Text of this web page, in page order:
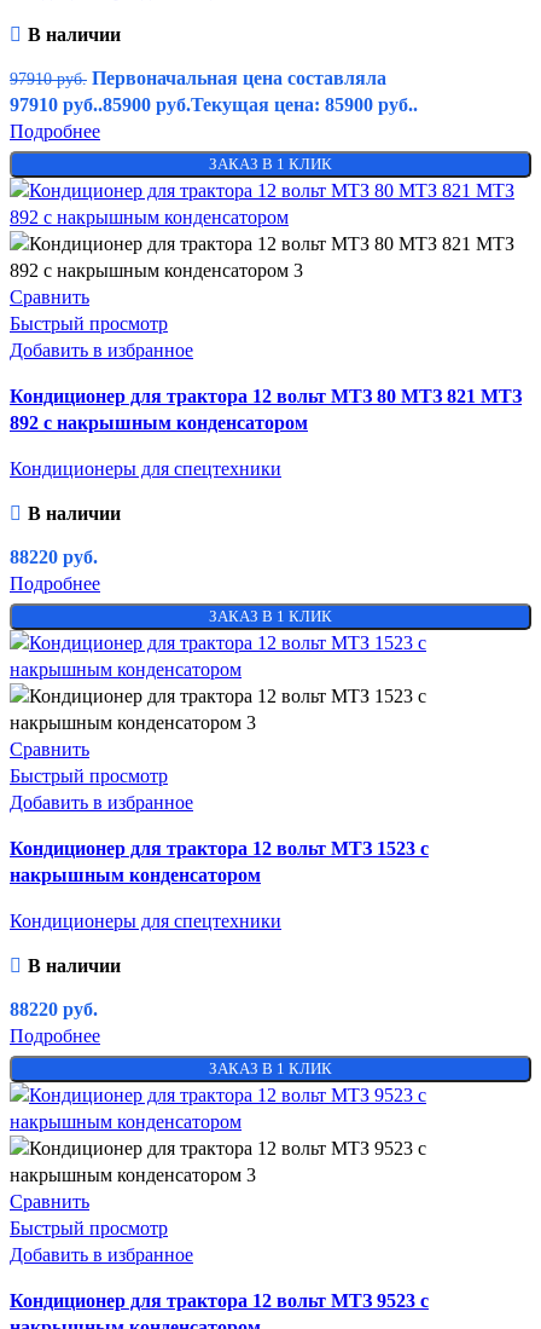
В наличии
97910руб. Первоначальная цена составляла
97910 руб..85900 руб.Текущая цена: 85900 руб..
Подробнее
ЗАКАЗ В 1 КЛИК
Сравнить
Быстрый просмотр
Добавить в избранное
Кондиционер для трактора 12 вольт МТЗ 80 МТЗ 821 МТЗ
892 с накрышным конденсатором
Кондиционеры для спецтехники
В наличии
88220 руб.
Подробнее
ЗАКАЗ В 1 КЛИК
Сравнить
Быстрый просмотр
Добавить в избранное
Кондиционер для трактора 12 вольт МТЗ 1523 с
накрышным конденсатором
Кондиционеры для спецтехники
В наличии
88220 руб.
Подробнее
ЗАКАЗ В 1 КЛИК
Сравнить
Быстрый просмотр
Добавить в избранное
Кондиционер для трактора 12 вольт МТЗ 9523 с